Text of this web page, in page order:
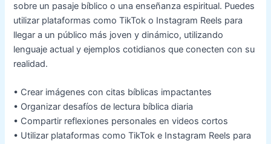
sobre un pasaje bíblico o una enseñanza espiritual. Puedes
utilizar plataformas como TikTok o Instagram Reels para
llegar a un público más joven y dinámico, utilizando
lenguaje actual y ejemplos cotidianos que conecten con su
realidad.
• Crear imágenes con citas bíblicas impactantes
• Organizar desafíos de lectura bíblica diaria
• Compartir reflexiones personales en videos cortos
• Utilizar plataformas como TikTok e Instagram Reels para